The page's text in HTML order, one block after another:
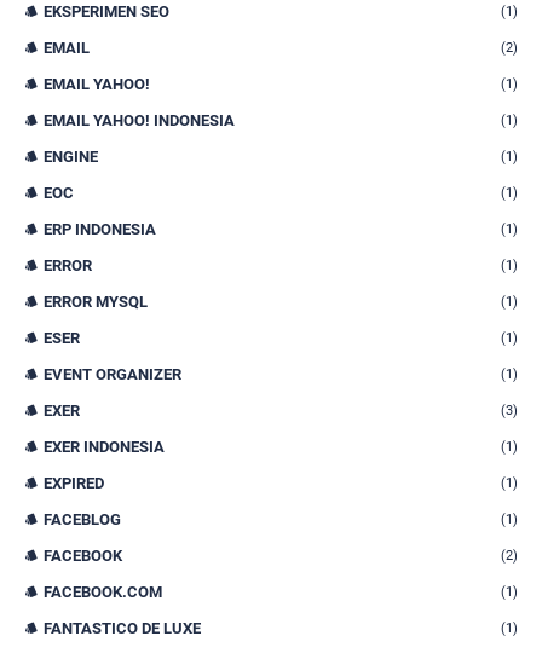
EKSPERIMEN SEO (1)
EMAIL (2)
EMAIL YAHOO! (1)
EMAIL YAHOO! INDONESIA (1)
ENGINE (1)
EOC (1)
ERP INDONESIA (1)
ERROR (1)
ERROR MYSQL (1)
ESER (1)
EVENT ORGANIZER (1)
EXER (3)
EXER INDONESIA (1)
EXPIRED (1)
FACEBLOG (1)
FACEBOOK (2)
FACEBOOK.COM (1)
FANTASTICO DE LUXE (1)